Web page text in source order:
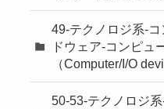
49-テクノロジ系-
ドウェア-コンピュ
（Computer/I/O
50-53-テクノロジ